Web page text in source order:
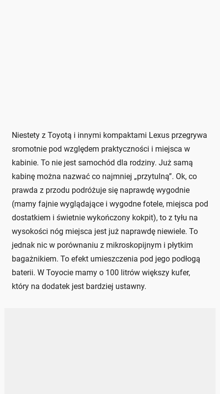
Niestety z Toyotą i innymi kompaktami Lexus przegrywa
sromotnie pod względem praktyczności i miejsca w
kabinie. To nie jest samochód dla rodziny. Już samą
kabinę można nazwać co najmniej „przytulną”. Ok, co
prawda z przodu podróżuje się naprawdę wygodnie
(mamy fajnie wyglądające i wygodne fotele, miejsca pod
dostatkiem i świetnie wykończony kokpit), to z tyłu na
wysokości nóg miejsca jest już naprawdę niewiele. To
jednak nic w porównaniu z mikroskopijnym i płytkim
bagażnikiem. To efekt umieszczenia pod jego podłogą
baterii. W Toyocie mamy o 100 litrów większy kufer,
który na dodatek jest bardziej ustawny.